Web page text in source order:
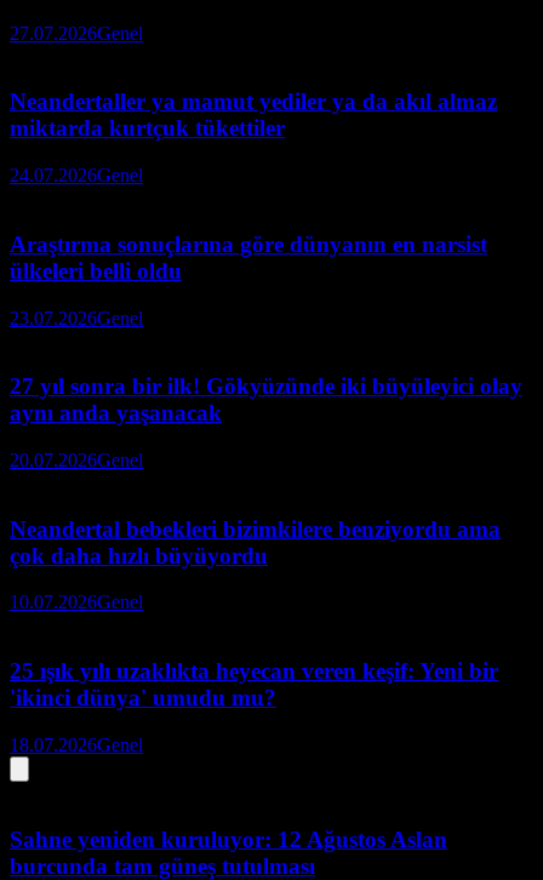
27.07.2026Genel
Neandertaller ya mamut yediler ya da akıl almaz
miktarda kurtçuk tükettiler
24.07.2026Genel
Araştırma sonuçlarına göre dünyanın en narsist
ülkeleri belli oldu
23.07.2026Genel
27 yıl sonra bir ilk! Gökyüzünde iki büyüleyici olay
aynı anda yaşanacak
20.07.2026Genel
Neandertal bebekleri bizimkilere benziyordu ama
çok daha hızlı büyüyordu
10.07.2026Genel
25 ışık yılı uzaklıkta heyecan veren keşif: Yeni bir
'ikinci dünya' umudu mu?
18.07.2026Genel
Sahne yeniden kuruluyor: 12 Ağustos Aslan
burcunda tam güneş tutulması